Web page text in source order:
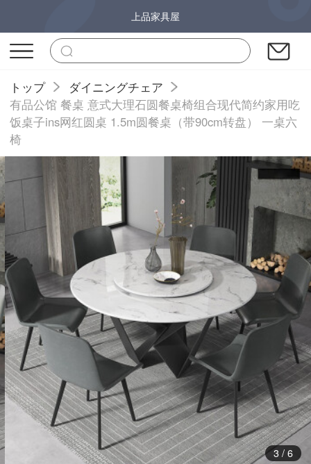
上品家具屋
トップ
ダイニングチェア
有品公馆 餐桌 意式大理石圆餐桌椅组合现代简约家用吃
饭桌子ins网红圆桌 1.5m圆餐桌（带90cm转盘） 一桌六
椅
3/ 6